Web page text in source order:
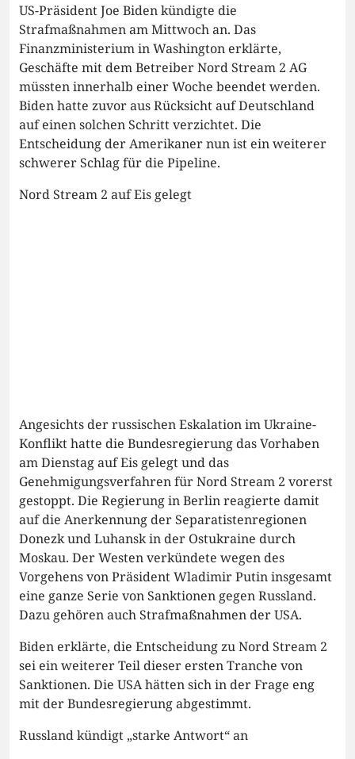
US-Präsident Joe Biden kündigte die
Strafmaßnahmen am Mittwoch an. Das
Finanzministerium in Washington erklärte,
Geschäfte mit dem Betreiber Nord Stream 2 AG
müssten innerhalb einer Woche beendet werden.
Biden hatte zuvor aus Rücksicht auf Deutschland
auf einen solchen Schritt verzichtet. Die
Entscheidung der Amerikaner nun ist ein weiterer
schwerer Schlag für die Pipeline.
Nord Stream 2 auf Eis gelegt
Angesichts der russischen Eskalation im Ukraine-
Konflikt hatte die Bundesregierung das Vorhaben
am Dienstag auf Eis gelegt und das
Genehmigungsverfahren für Nord Stream 2 vorerst
gestoppt. Die Regierung in Berlin reagierte damit
auf die Anerkennung der Separatistenregionen
Donezk und Luhansk in der Ostukraine durch
Moskau. Der Westen verkündete wegen des
Vorgehens von Präsident Wladimir Putin insgesamt
eine ganze Serie von Sanktionen gegen Russland.
Dazu gehören auch Strafmaßnahmen der USA.
Biden erklärte, die Entscheidung zu Nord Stream 2
sei ein weiterer Teil dieser ersten Tranche von
Sanktionen. Die USA hätten sich in der Frage eng
mit der Bundesregierung abgestimmt.
Russland kündigt „starke Antwort“ an